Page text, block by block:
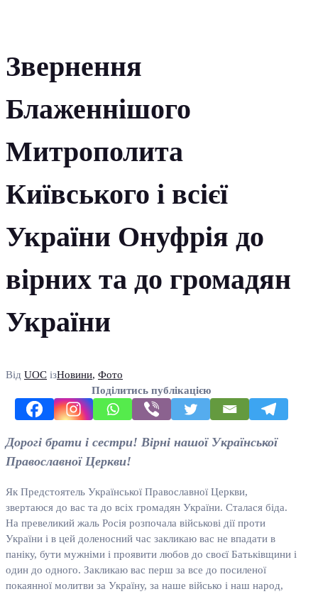
Звернення
Блаженнішого
Митрополита
Київського і всієї
України Онуфрія до
вірних та до громадян
України
Від UOC ізНовини, Фото
Поділитись публікацією
Дорогі брати і сестри! Вірні нашої Української
Православної Церкви!
Як Предстоятель Української Православної Церкви,
звертаюся до вас та до всіх громадян України. Сталася біда.
На превеликий жаль Росія розпочала військові дії проти
України і в цей доленосний час закликаю вас не впадати в
паніку, бути мужніми і проявити любов до своєї Батьківщини і
один до одного. Закликаю вас перш за все до посиленої
покаянної молитви за Україну, за наше військо і наш народ,